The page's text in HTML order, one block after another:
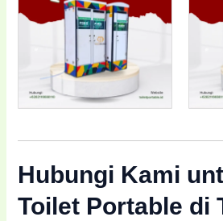
Hubungi Kami
Toilet Portable di